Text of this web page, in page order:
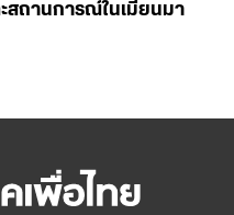
สถานการณ์ในเมียนมา